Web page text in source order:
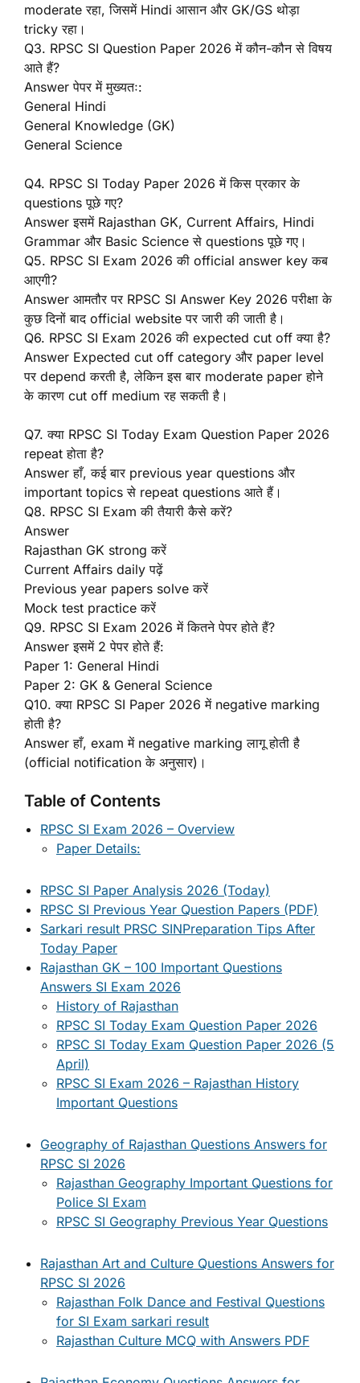
moderate रहा, जिसमें Hindi आसान और GK/GS थोड़ा
tricky रहा।
Q3. RPSC SI Question Paper 2026 में कौन-कौन से विषय
आते हैं?
Answer पेपर में मुख्यतः:
General Hindi
General Knowledge (GK)
General Science
Q4. RPSC SI Today Paper 2026 में किस प्रकार के
questions पूछे गए?
Answer इसमें Rajasthan GK, Current Affairs, Hindi
Grammar और Basic Science से questions पूछे गए।
Q5. RPSC SI Exam 2026 की official answer key कब
आएगी?
Answer आमतौर पर RPSC SI Answer Key 2026 परीक्षा के
कुछ दिनों बाद official website पर जारी की जाती है।
Q6. RPSC SI Exam 2026 की expected cut off क्या है?
Answer Expected cut off category और paper level
पर depend करती है, लेकिन इस बार moderate paper होने
के कारण cut off medium रह सकती है।
Q7. क्या RPSC SI Today Exam Question Paper 2026
repeat होता है?
Answer हाँ, कई बार previous year questions और
important topics से repeat questions आते हैं।
Q8. RPSC SI Exam की तैयारी कैसे करें?
Answer
Rajasthan GK strong करें
Current Affairs daily पढ़ें
Previous year papers solve करें
Mock test practice करें
Q9. RPSC SI Exam 2026 में कितने पेपर होते हैं?
Answer इसमें 2 पेपर होते हैं:
Paper 1: General Hindi
Paper 2: GK & General Science
Q10. क्या RPSC SI Paper 2026 में negative marking
होती है?
Answer हाँ, exam में negative marking लागू होती है
(official notification के अनुसार)।
Table of Contents
RPSC SI Exam 2026 – Overview
Paper Details:
RPSC SI Paper Analysis 2026 (Today)
RPSC SI Previous Year Question Papers (PDF)
Sarkari result PRSC SINPreparation Tips After
Today Paper
Rajasthan GK – 100 Important Questions
Answers SI Exam 2026
History of Rajasthan
RPSC SI Today Exam Question Paper 2026
RPSC SI Today Exam Question Paper 2026 (5
April)
RPSC SI Exam 2026 – Rajasthan History
Important Questions
Geography of Rajasthan Questions Answers for
RPSC SI 2026
Rajasthan Geography Important Questions for
Police SI Exam
RPSC SI Geography Previous Year Questions
Rajasthan Art and Culture Questions Answers for
RPSC SI 2026
Rajasthan Folk Dance and Festival Questions
for SI Exam sarkari result
Rajasthan Culture MCQ with Answers PDF